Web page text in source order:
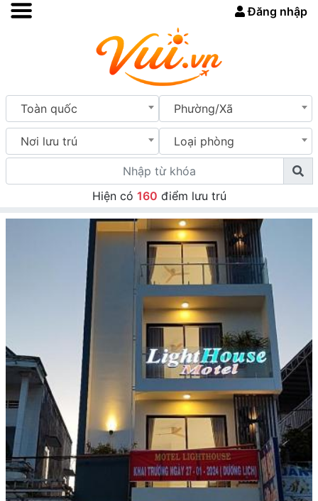
Đăng nhập
Toàn quốc Phường/Xã
Nơi lưu trú Loại phòng
Hiện có 160 điểm lưu trú